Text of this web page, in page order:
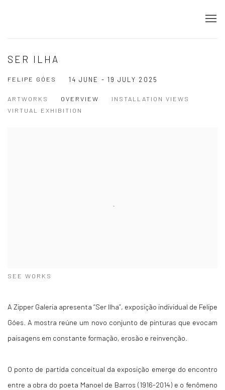
SER ILHA
FELIPE GÓES 14 JUNE - 19 JULY 2025
ARTWORKS OVERVIEW
INSTALLATION VIEWS
VIRTUAL EXHIBITION
SEE WORKS
A Zipper Galeria apresenta “Ser Ilha”, exposição individual de Felipe
Góes. A mostra reúne um novo conjunto de pinturas que evocam
paisagens em constante formação, erosão e reinvenção.
O ponto de partida conceitual da exposição emerge do encontro
entre a obra do poeta Manoel de Barros (1916-2014) e o fenômeno